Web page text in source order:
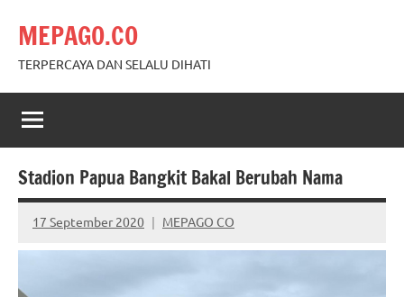
content
MEPAGO.CO
TERPERCAYA DAN SELALU DIHATI
Stadion Papua Bangkit Bakal Berubah Nama
17 September 2020 MEPAGO CO
No
comments